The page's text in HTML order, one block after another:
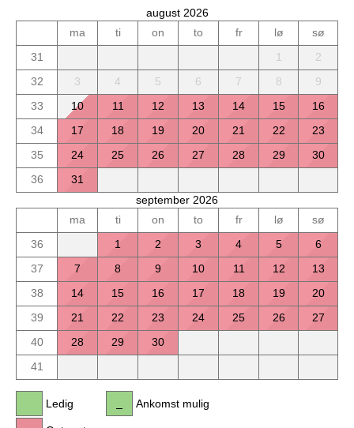
august 2026
ma
ti on to fr lø
sø
31
1
2
32
3 4 5 6 7 8
9
33
10 11 12 13 14 15
16
34
17 18 19 20 21 22
23
35
24 25 26 27 28 29
30
36
31
september 2026
ma
ti on to fr lø
sø
36
1 2 3 4 5
6
37
7 8 9 10 11 12
13
38
14 15 16 17 18 19
20
39
21 22 23 24 25 26
27
40
28 29
30
41
Ledig Ankomst mulig